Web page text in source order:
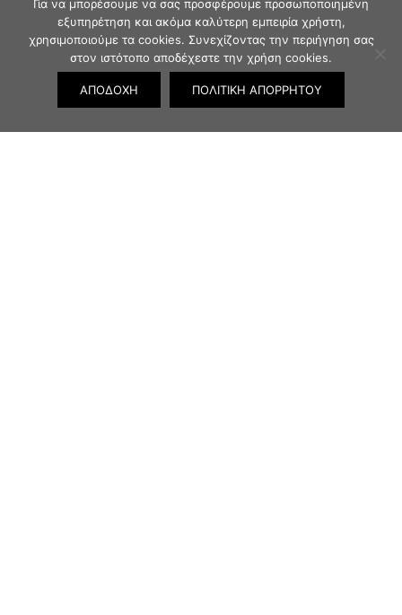
Για να μπορέσουμε να σας προσφέρουμε προσωποποιημένη
εξυπηρέτηση και ακόμα καλύτερη εμπειρία χρήστη,
χρησιμοποιούμε τα cookies. Συνεχίζοντας την περιήγηση σας
στον ιστότοπο αποδέχεστε την χρήση cookies.
ΑΠΟΔΟΧΉ ΠΟΛΙΤΙΚΉ ΑΠΟΡΡΉΤΟΥ